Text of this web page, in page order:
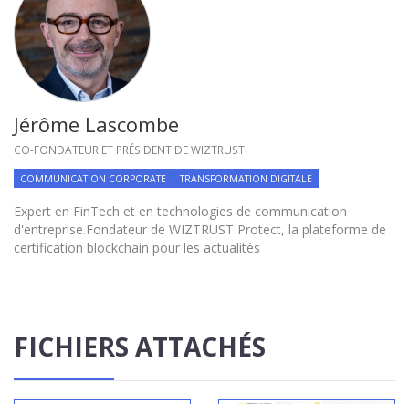
Jérôme Lascombe
CO-FONDATEUR ET PRÉSIDENT DE WIZTRUST
COMMUNICATION CORPORATE TRANSFORMATION DIGITALE
Expert en FinTech et en technologies de communication
d'entreprise.Fondateur de WIZTRUST Protect, la plateforme de
certification blockchain pour les actualités
FICHIERS ATTACHÉS